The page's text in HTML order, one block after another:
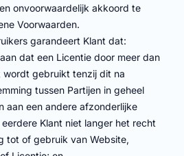
onvoorwaardelijk akkoord te
Voorwaarden.
garandeert Klant dat:
dat een Licentie door meer dan
wordt gebruikt tenzij dit na
tussen Partijen in geheel
aan een andere afzonderlijke
Klant niet langer het recht
tot of gebruik van Website,